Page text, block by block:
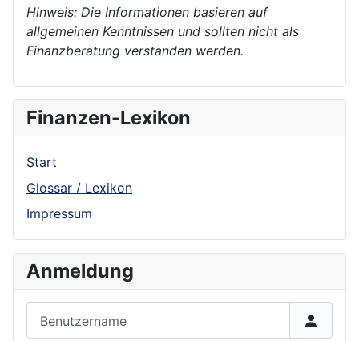
Hinweis: Die Informationen basieren auf
allgemeinen Kenntnissen und sollten nicht als
Finanzberatung verstanden werden.
Finanzen-Lexikon
Start
Glossar / Lexikon
Impressum
Anmeldung